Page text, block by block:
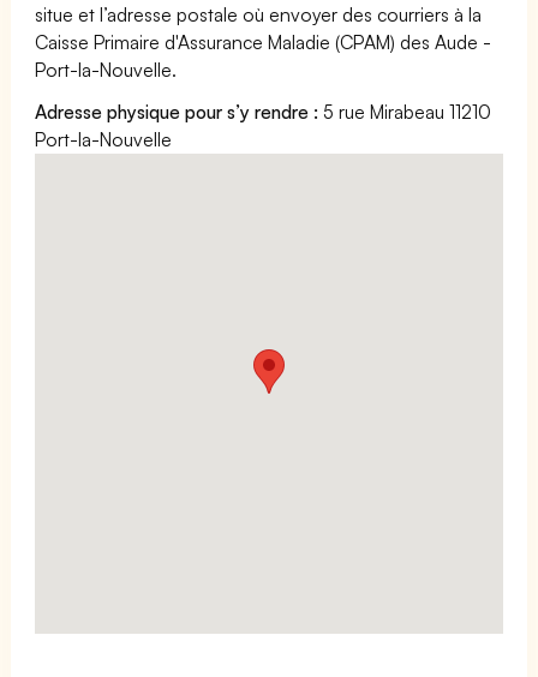
situe et l’adresse postale où envoyer des courriers à la
Caisse Primaire d'Assurance Maladie (CPAM) des Aude -
Port-la-Nouvelle.
Adresse physique pour s’y rendre : 5 rue Mirabeau 11210
Port-la-Nouvelle